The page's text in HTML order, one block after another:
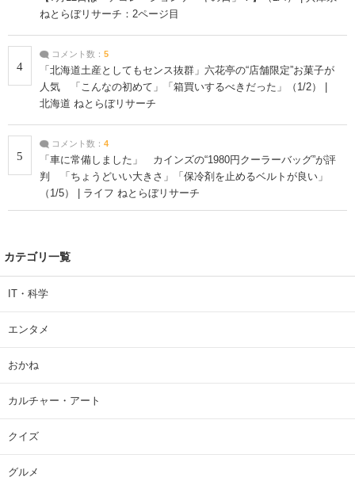
ねとらぼリサーチ：2ページ目
4
コメント数： 5
「北海道土産としてもセンス抜群」六花亭の“店舗限定”お菓子が
人気 「こんなの初めて」「箱買いするべきだった」（1/2） |
北海道 ねとらぼリサーチ
5
コメント数： 4
「車に常備しました」 カインズの“1980円クーラーバッグ”が評
判 「ちょうどいい大きさ」「保冷剤を止めるベルトが良い」
（1/5） | ライフ ねとらぼリサーチ
カテゴリ一覧
IT・科学
エンタメ
おかね
カルチャー・アート
クイズ
グルメ